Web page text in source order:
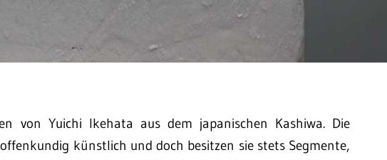
von Yuichi Ikehata aus dem japanischen Kashiwa. Die
künstlich und doch besitzen sie stets Segmente,